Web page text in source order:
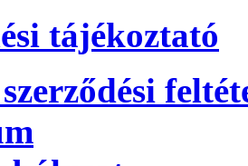
tájékoztató